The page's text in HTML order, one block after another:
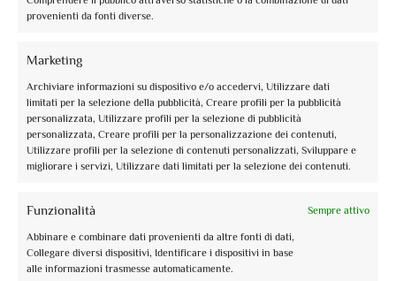
provenienti da fonti diverse.
Marketing
Archiviare informazioni su dispositivo e/o accedervi, Utilizzare dati
limitati per la selezione della pubblicità, Creare profili per la pubblicità
personalizzata, Utilizzare profili per la selezione di pubblicità
personalizzata, Creare profili per la personalizzazione dei contenuti,
Utilizzare profili per la selezione di contenuti personalizzati, Sviluppare e
migliorare i servizi, Utilizzare dati limitati per la selezione dei contenuti.
Funzionalità Sempre attivo
Abbinare e combinare dati provenienti da altre fonti di dati,
Collegare diversi dispositivi, Identificare i dispositivi in base
alle informazioni trasmesse automaticamente.
+39 075 815228
Ricevi aggiornamenti e altro
Iscriviti alla newsletter gratuita e rimani aggiornato